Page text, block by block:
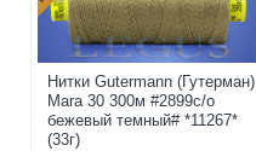
Нитки Gutermann (Гутерман)
Mara 30 300м #2899с/о
бежевый темный# *11267*
(33г)